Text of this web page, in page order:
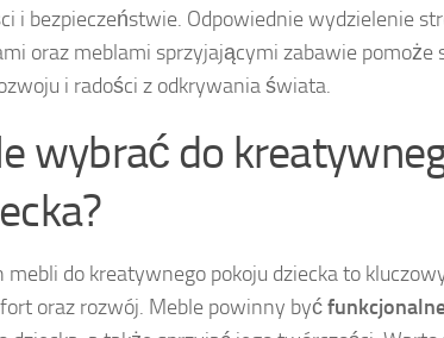
i bezpieczeństwie. Odpowiednie wydzielenie
oraz meblami sprzyjającymi zabawie pomoże
i radości z odkrywania świata.
wybrać do
do kreatywnego pokoju dziecka to
oraz rozwój. Meble powinny być